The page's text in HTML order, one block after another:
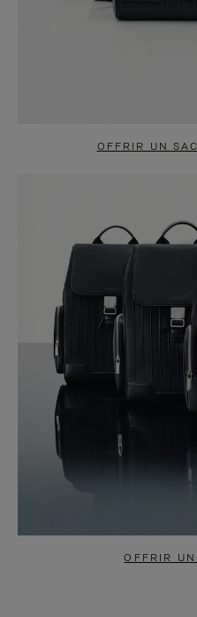
OFFRIR UN
OFFRIR